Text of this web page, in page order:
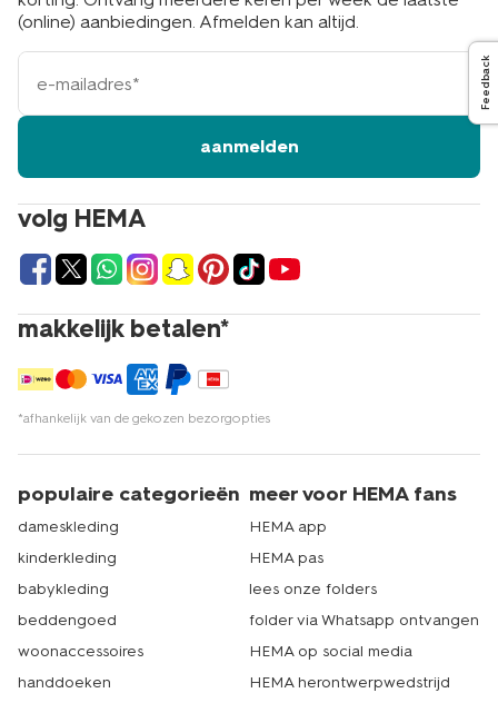
volg HEMA
makkelijk betalen*
*afhankelijk van de gekozen bezorgopties
(online) aanbiedingen. Afmelden kan altijd.
e-
mailadres
aanmelden
populaire categorieën
dameskleding
kinderkleding
babykleding
beddengoed
woonaccessoires
handdoeken
meer voor HEMA fans
HEMA app
HEMA pas
lees onze folders
folder via Whatsapp ontvangen
HEMA op social media
HEMA herontwerpwedstrijd
Feedback